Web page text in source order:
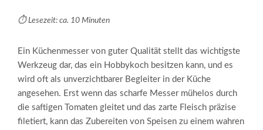
⏱️ Lesezeit: ca. 10 Minuten
Ein Küchenmesser von guter Qualität stellt das wichtigste
Werkzeug dar, das ein Hobbykoch besitzen kann, und es
wird oft als unverzichtbarer Begleiter in der Küche
angesehen. Erst wenn das scharfe Messer mühelos durch
die saftigen Tomaten gleitet und das zarte Fleisch präzise
filetiert, kann das Zubereiten von Speisen zu einem wahren